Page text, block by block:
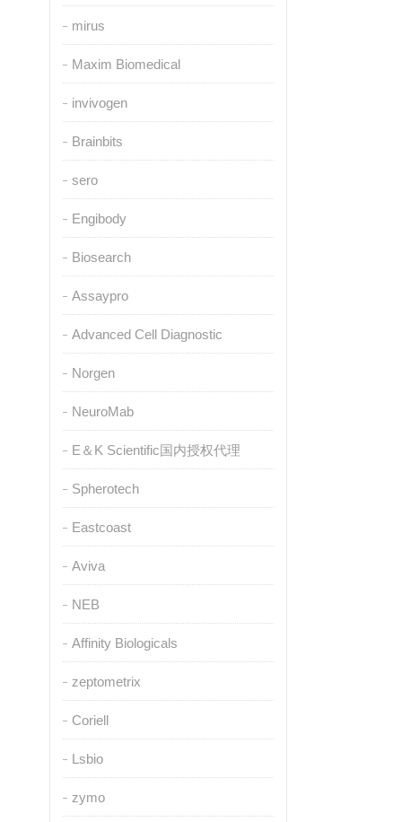
mirus
Maxim Biomedical
invivogen
Brainbits
sero
Engibody
Biosearch
Assaypro
Advanced Cell Diagnostic
Norgen
NeuroMab
E＆K Scientific国内授权代理
Spherotech
Eastcoast
Aviva
NEB
Affinity Biologicals
zeptometrix
Coriell
Lsbio
zymo